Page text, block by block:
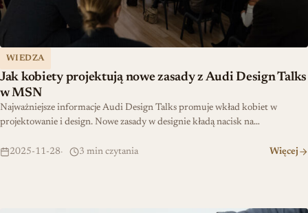
WIEDZA
Jak kobiety projektują nowe zasady z Audi Design Talks
w MSN
Najważniejsze informacje Audi Design Talks promuje wkład kobiet w
projektowanie i design. Nowe zasady w designie kładą nacisk na…
2025-11-28 3 min czytania Więcej